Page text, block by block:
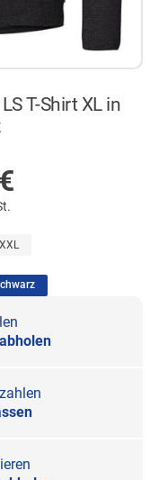
T-Shirt XL in
€
XXL
(ausgewählt)